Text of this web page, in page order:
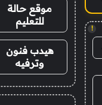
!
موقع حالة
للتعليم
هيدب فنون
وترفيه